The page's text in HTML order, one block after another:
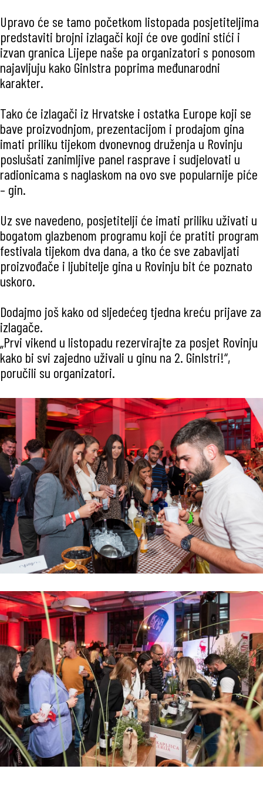
Upravo će se tamo početkom listopada posjetiteljima
predstaviti brojni izlagači koji će ove godini stići i
izvan granica Lijepe naše pa organizatori s ponosom
najavljuju kako GinIstra poprima međunarodni
karakter.
Tako će izlagači iz Hrvatske i ostatka Europe koji se
bave proizvodnjom, prezentacijom i prodajom gina
imati priliku tijekom dvonevnog druženja u Rovinju
poslušati zanimljive panel rasprave i sudjelovati u
radionicama s naglaskom na ovo sve popularnije piće
– gin.
Uz sve navedeno, posjetitelji će imati priliku uživati u
bogatom glazbenom programu koji će pratiti program
festivala tijekom dva dana, a tko će sve zabavljati
proizvođače i ljubitelje gina u Rovinju bit će poznato
uskoro.
Dodajmo još kako od sljedećeg tjedna kreću prijave za
izlagače.
„Prvi vikend u listopadu rezervirajte za posjet Rovinju
kako bi svi zajedno uživali u ginu na 2. GinIstri!“,
poručili su organizatori.